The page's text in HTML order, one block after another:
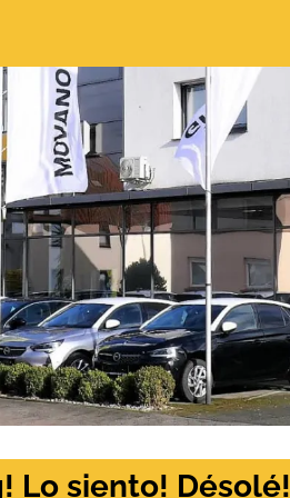
Lo siento! Désolé!